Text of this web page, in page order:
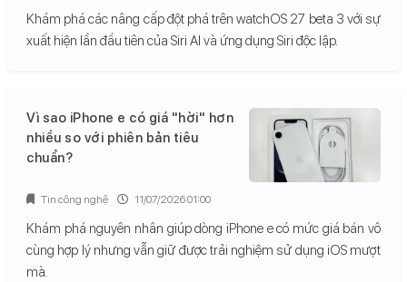
Khám phá các nâng cấp đột phá trên watchOS 27 beta 3 với sự
xuất hiện lần đầu tiên của Siri AI và ứng dụng Siri độc lập.
Vì sao iPhone e có giá "hời" hơn
nhiều so với phiên bản tiêu
chuẩn?
Khám phá nguyên nhân giúp dòng iPhone e có mức giá bán vô
cùng hợp lý nhưng vẫn giữ được trải nghiệm sử dụng iOS mượt
mà.
Tin công nghệ 11/07/2026 01:00